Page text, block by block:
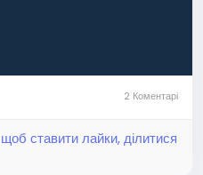
2 Коментарі
ставити лайки, ділитися